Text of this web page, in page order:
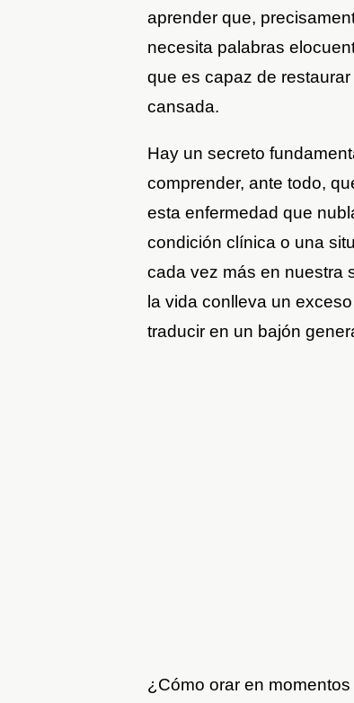
aprender que,
necesita palabras
que es capaz de
cansada.
Hay un secreto
comprender, ante todo,
esta enfermedad que
condición clínica o una
cada vez más en nuestra
la vida conlleva un
traducir en un bajón
¿Cómo orar en